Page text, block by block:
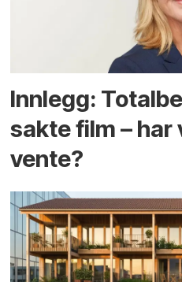
Innlegg:
sakte film – har
vente?